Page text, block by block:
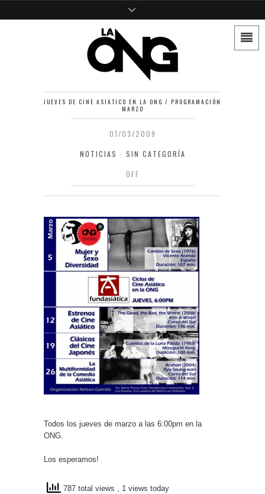
JUEVES DE CINE ASIATICO EN LA ONG / PROGRAMACIÓN
MARZO
01/03/2009
NOTICIAS · SIN CATEGORÍA
OFF
Todos los jueves de marzo a las 6:00pm en la
ONG.
Los esperamos!
787 total views , 1 views today